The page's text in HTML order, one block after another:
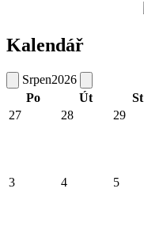
Kalendář
Srpen2026
Po
Út St
27
28 29
3 4 5